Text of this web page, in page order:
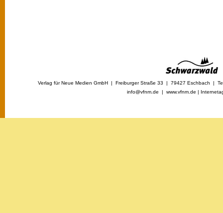
Verlag für Neue Medien GmbH | Freiburger Straße 33 | 79427 Eschbach |
info@vfnm.de | www.vfnm.de |